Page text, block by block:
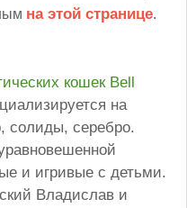
на этой странице.
кошек Bell
на
солиды, серебро.
и игривые с детьми.
Владислав и